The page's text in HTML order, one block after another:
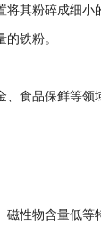
其粉碎成细小
铁粉。
食品保鲜等领
性物含量低等